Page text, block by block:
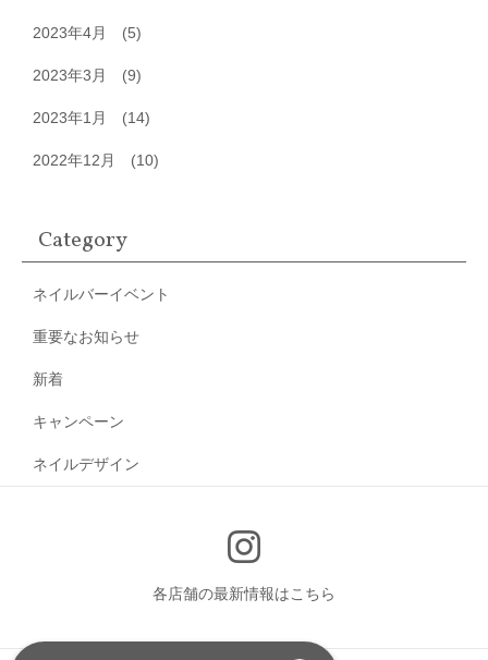
2023年4月 (5)
2023年3月 (9)
2023年1月 (14)
2022年12月 (10)
Category
ネイルバーイベント
重要なお知らせ
新着
キャンペーン
ネイルデザイン
各店舗の最新情報はこちら